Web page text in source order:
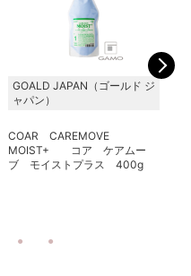
GOALD JAPAN（ゴールド ジ
ャパン）
COAR CAREMOVE
MOIST+ コア ケアムー
ブ モイストプラス 400g